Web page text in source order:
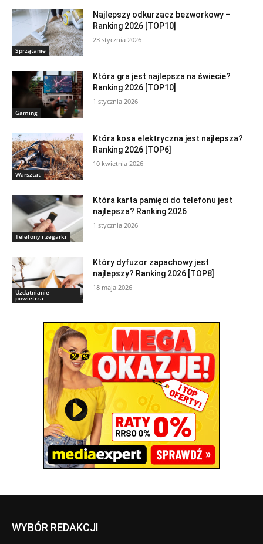
Sprzątanie
Najlepszy odkurzacz bezworkowy –
Ranking 2026 [TOP10]
23 stycznia 2026
Gaming
Która gra jest najlepsza na świecie?
Ranking 2026 [TOP10]
1 stycznia 2026
Warsztat
Która kosa elektryczna jest najlepsza?
Ranking 2026 [TOP6]
10 kwietnia 2026
Telefony i zegarki
Która karta pamięci do telefonu jest
najlepsza? Ranking 2026
1 stycznia 2026
Uzdatnianie
powietrza
Który dyfuzor zapachowy jest
najlepszy? Ranking 2026 [TOP8]
18 maja 2026
WYBÓR REDAKCJI